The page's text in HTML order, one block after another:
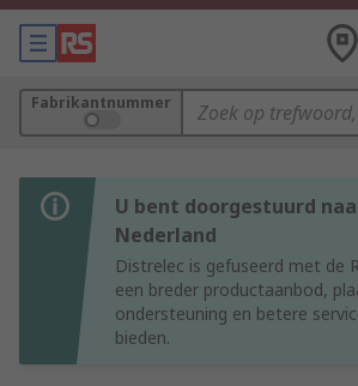
Fabrikantnummer
U bent doorgestuurd
Nederland
Distrelec is gefuseerd met de
een breder productaanbod,
ondersteuning en betere
bieden.